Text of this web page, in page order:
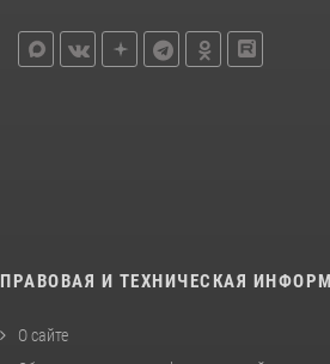
ПРАВОВАЯ И ТЕХНИЧЕСКАЯ
О сайте